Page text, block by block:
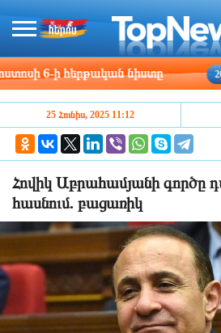
6-ի հերթական նիստը 20:01
25 Հունիս, 2025 11:12
Հովիկ Աբրահամյանի գործը
հասնում. բացառիկ